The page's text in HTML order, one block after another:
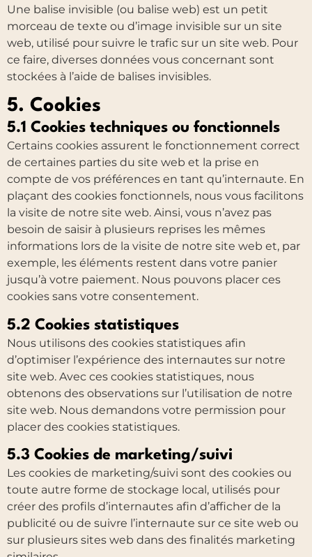
Une balise invisible (ou balise web) est un petit
morceau de texte ou d’image invisible sur un site
web, utilisé pour suivre le trafic sur un site web. Pour
ce faire, diverses données vous concernant sont
stockées à l’aide de balises invisibles.
5. Cookies
5.1 Cookies techniques ou fonctionnels
Certains cookies assurent le fonctionnement correct
de certaines parties du site web et la prise en
compte de vos préférences en tant qu’internaute. En
plaçant des cookies fonctionnels, nous vous facilitons
la visite de notre site web. Ainsi, vous n’avez pas
besoin de saisir à plusieurs reprises les mêmes
informations lors de la visite de notre site web et, par
exemple, les éléments restent dans votre panier
jusqu’à votre paiement. Nous pouvons placer ces
cookies sans votre consentement.
5.2 Cookies statistiques
Nous utilisons des cookies statistiques afin
d’optimiser l’expérience des internautes sur notre
site web. Avec ces cookies statistiques, nous
obtenons des observations sur l’utilisation de notre
site web. Nous demandons votre permission pour
placer des cookies statistiques.
5.3 Cookies de marketing/suivi
Les cookies de marketing/suivi sont des cookies ou
toute autre forme de stockage local, utilisés pour
créer des profils d’internautes afin d’afficher de la
publicité ou de suivre l’internaute sur ce site web ou
sur plusieurs sites web dans des finalités marketing